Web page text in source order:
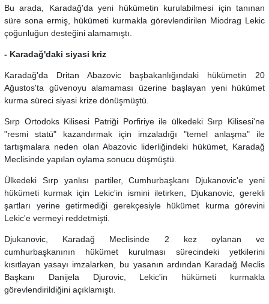
Bu arada, Karadağ'da yeni hükümetin kurulabilmesi için tanınan
süre sona ermiş, hükümeti kurmakla görevlendirilen Miodrag Lekic
çoğunluğun desteğini alamamıştı.
- Karadağ'daki siyasi kriz
Karadağ'da Dritan Abazovic başbakanlığındaki hükümetin 20
Ağustos'ta güvenoyu alamaması üzerine başlayan yeni hükümet
kurma süreci siyasi krize dönüşmüştü.
Sırp Ortodoks Kilisesi Patriği Porfiriye ile ülkedeki Sırp Kilisesi'ne
"resmi statü" kazandırmak için imzaladığı "temel anlaşma" ile
tartışmalara neden olan Abazovic liderliğindeki hükümet, Karadağ
Meclisinde yapılan oylama sonucu düşmüştü.
Ülkedeki Sırp yanlısı partiler, Cumhurbaşkanı Djukanovic'e yeni
hükümeti kurmak için Lekic'in ismini iletirken, Djukanovic, gerekli
şartları yerine getirmediği gerekçesiyle hükümet kurma görevini
Lekic'e vermeyi reddetmişti.
Djukanovic, Karadağ Meclisinde 2 kez oylanan ve
cumhurbaşkanının hükümet kurulması sürecindeki yetkilerini
kısıtlayan yasayı imzalarken, bu yasanın ardından Karadağ Meclis
Başkanı Danijela Djurovic, Lekic'in hükümeti kurmakla
görevlendirildiğini açıklamıştı.